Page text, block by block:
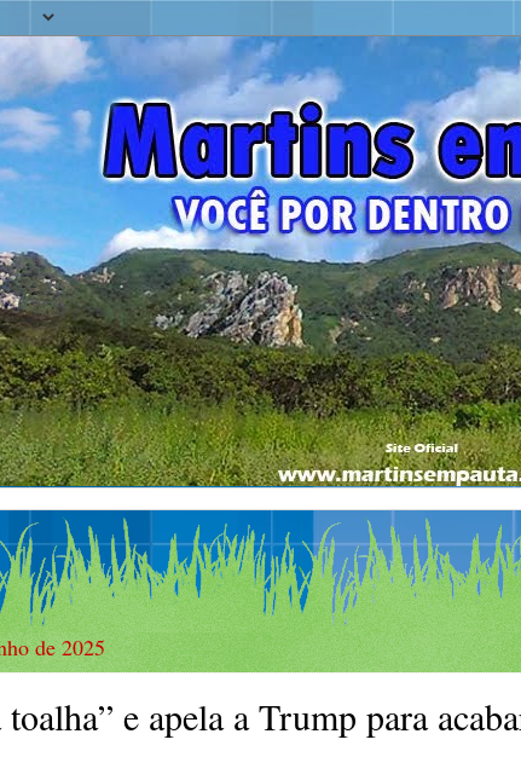
de 2025
e apela a Trump para